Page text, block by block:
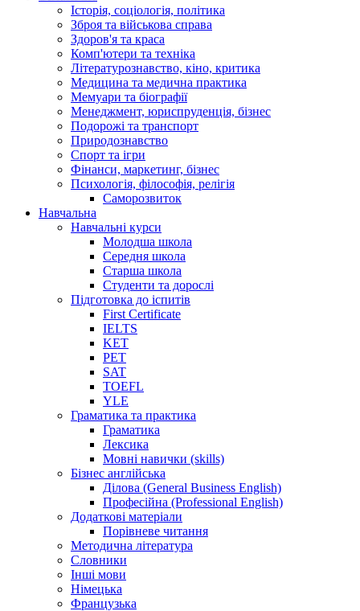
Історія, соціологія, політика
Зброя та військова справа
Здоров'я та краса
Комп'ютери та техніка
Літературознавство, кіно, критика
Медицина та медична практика
Мемуари та біографії
Менеджмент, юриспруденція, бізнес
Подорожі та транспорт
Природознавство
Спорт та ігри
Фінанси, маркетинг, бізнес
Психологія, філософія, релігія
Саморозвиток
Навчальна
Навчальні курси
Молодша школа
Середня школа
Старша школа
Студенти та дорослі
Підготовка до іспитів
First Certificate
IELTS
KET
PET
SAT
TOEFL
YLE
Граматика та практика
Граматика
Лексика
Мовні навички (skills)
Бізнес англійська
Ділова (General Business English)
Професійна (Professional English)
Додаткові матеріали
Порівневе читання
Методична література
Словники
Інші мови
Німецька
Французька